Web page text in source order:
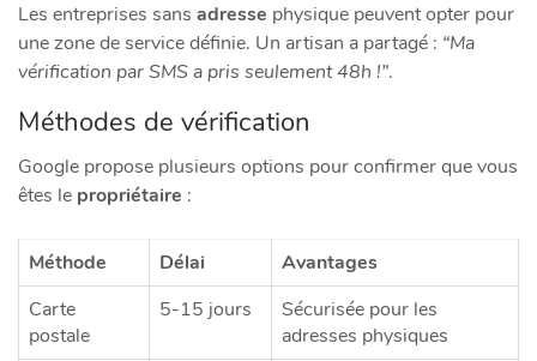
Les entreprises sans adresse physique peuvent opter pour
une zone de service définie. Un artisan a partagé : “Ma
vérification par SMS a pris seulement 48h !”.
Méthodes de vérification
Google propose plusieurs options pour confirmer que vous
êtes le propriétaire :
Méthode Délai
Avantages
Carte
postale
5-15 jours
Sécurisée pour les
adresses physiques